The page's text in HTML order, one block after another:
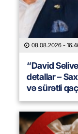
08.08.2026 -
“David
detallar –
və sürətli